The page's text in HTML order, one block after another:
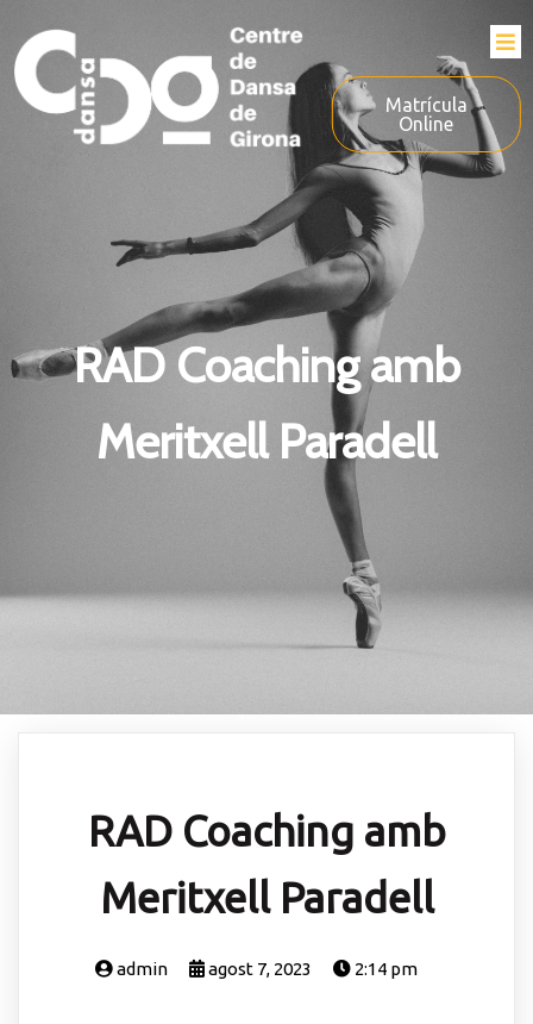
Matrícula
Online
RAD Coaching amb
Meritxell Paradell
RAD Coaching amb
Meritxell Paradell
admin agost 7, 2023 2:14 pm